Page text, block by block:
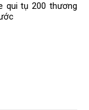
qui tụ 200 thương